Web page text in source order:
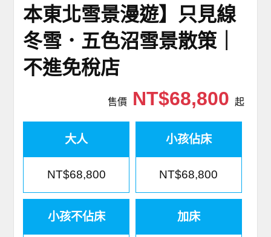
本東北雪景漫遊】只見線
冬雪．五色沼雪景散策｜
不進免稅店
售價NT$68,800 起
大人
NT$68,800
小孩佔床
NT$68,800
小孩不佔床 加床